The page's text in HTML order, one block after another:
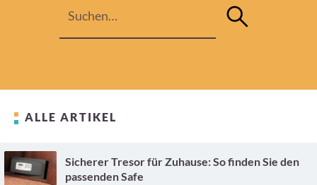
ALLE ARTIKEL
Sicherer Tresor für Zuhause: So finden Sie den
passenden Safe